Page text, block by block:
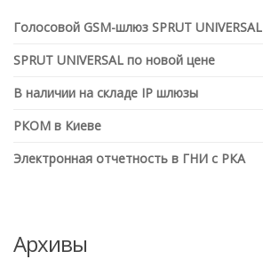
Голосовой GSM-шлюз SPRUT UNIVERSAL
SPRUT UNIVERSAL по новой цене
В наличии на складе IP шлюзы
РКОМ в Киеве
Электронная отчетность в ГНИ с РКА
Архивы